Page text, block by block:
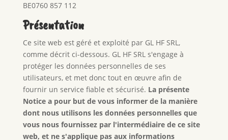
BE0760 857 112
Présentation
Ce site web est géré et exploité par GL HF SRL,
comme décrit ci-dessous. GL HF SRL s'engage à
protéger les données personnelles de ses
utilisateurs, et met donc tout en œuvre afin de
fournir un service fiable et sécurisé. La présente
Notice a pour but de vous informer de la manière
dont nous utilisons les données personnelles que
vous nous fournissez par l'intermédiaire de ce site
web, et ne s'applique pas aux informations